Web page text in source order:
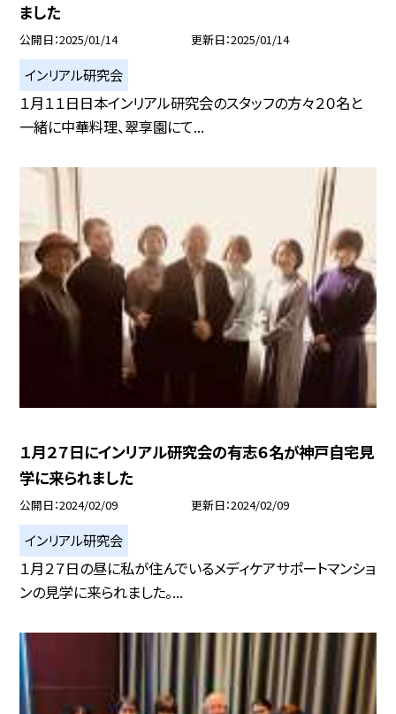
ました
公開日 2025/01/14 更新日 2025/01/14
インリアル研究会
１月１１日日本インリアル研究会のスタッフの方々２０名と
一緒に中華料理、翠享園にて...
１月２７日にインリアル研究会の有志６名が神戸自宅見
学に来られました
公開日 2024/02/09 更新日 2024/02/09
インリアル研究会
１月２７日の昼に私が住んでいるメディケアサポートマンショ
ンの見学に来られました。...